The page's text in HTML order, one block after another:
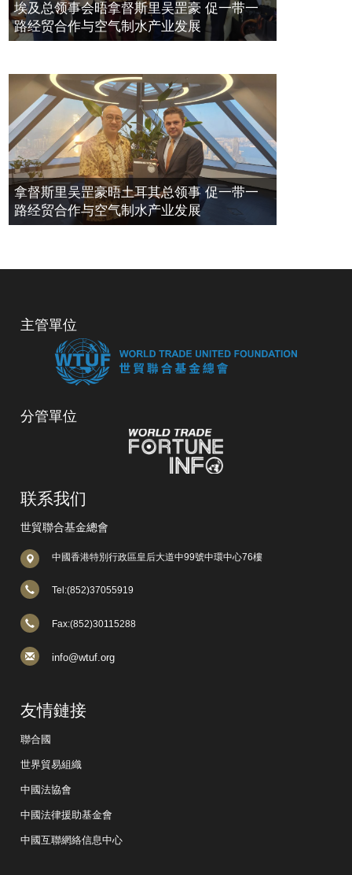
埃及总领事会晤拿督斯里吴罡豪 促一带一
路经贸合作与空气制水产业发展
拿督斯里吴罡豪晤土耳其总领事 促一带一
路经贸合作与空气制水产业发展
主管單位
分管單位
联系我们
世貿聯合基金總會
中國香港特別行政區皇后大道中99號中環中心76樓
Tel:(852)37055919
Fax:(852)30115288
info@wtuf.org
友情鏈接
聯合國
世界貿易組織
中國法協會
中國法律援助基金會
中國互聯網絡信息中心